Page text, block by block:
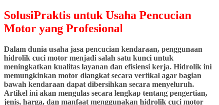
SolusiPraktis untuk Usaha Pencucian
Motor yang Profesional
Dalam dunia usaha jasa pencucian kendaraan, penggunaan
hidrolik cuci motor menjadi salah satu kunci untuk
meningkatkan kualitas layanan dan efisiensi kerja. Hidrolik ini
memungkinkan motor diangkat secara vertikal agar bagian
bawah kendaraan dapat dibersihkan secara menyeluruh.
Artikel ini akan mengulas secara lengkap tentang pengertian,
jenis, harga, dan manfaat menggunakan hidrolik cuci motor